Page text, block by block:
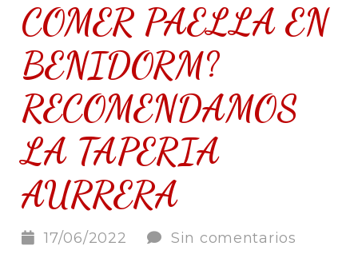
COMER PAELLA EN
BENIDORM?
RECOMENDAMOS
LA TAPERIA
AURRERA
17/06/2022 Sin comentarios